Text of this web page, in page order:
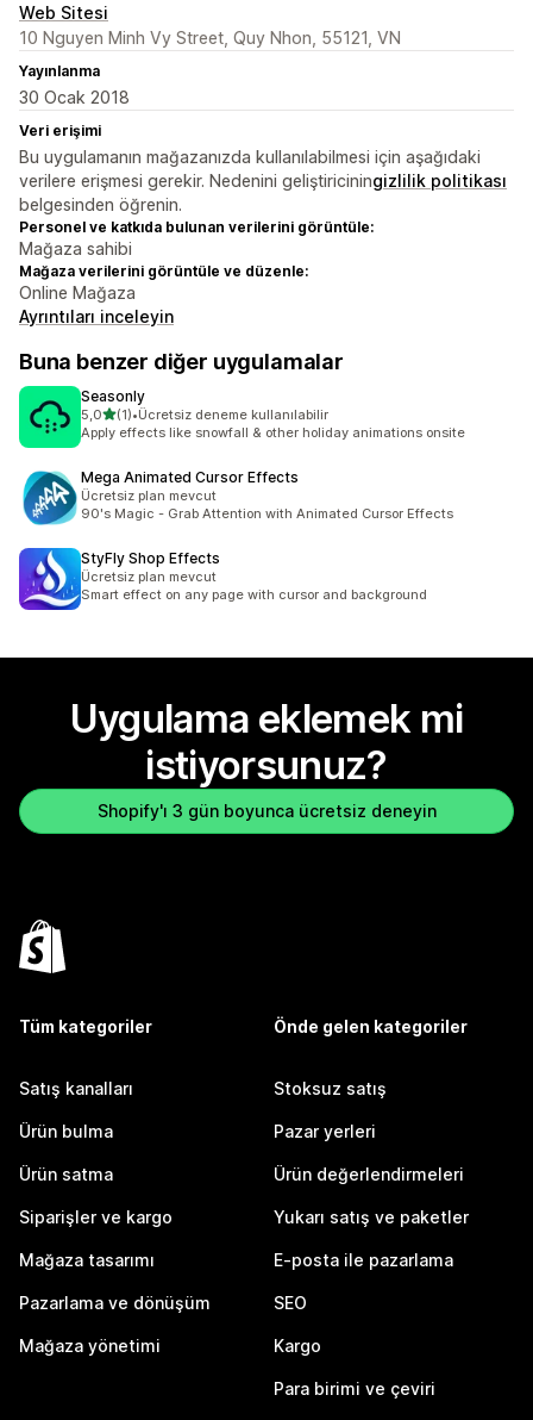
Web Sitesi
10 Nguyen Minh Vy Street, Quy Nhon, 55121, VN
Yayınlanma
30 Ocak 2018
Veri erişimi
Bu uygulamanın mağazanızda kullanılabilmesi için aşağıdaki
verilere erişmesi gerekir. Nedenini geliştiriciningizlilik politikası
belgesinden öğrenin.
Personel ve katkıda bulunan verilerini görüntüle:
Mağaza sahibi
Mağaza verilerini görüntüle ve düzenle:
Online Mağaza
Ayrıntıları inceleyin
Buna benzer diğer uygulamalar
Seasonly
5,05 yıldız üzerinden
(1)
toplam 1 değerlendirme
•Ücretsiz deneme kullanılabilir
Apply effects like snowfall & other holiday animations onsite
Mega Animated Cursor Effects
Ücretsiz plan mevcut
90's Magic - Grab Attention with Animated Cursor Effects
StyFly Shop Effects
Ücretsiz plan mevcut
Smart effect on any page with cursor and background
Uygulama eklemek mi
istiyorsunuz?
Shopify'ı 3 gün boyunca ücretsiz deneyin
Tüm kategoriler
Satış kanalları
Ürün bulma
Ürün satma
Siparişler ve kargo
Mağaza tasarımı
Pazarlama ve dönüşüm
Mağaza yönetimi
Önde gelen kategoriler
Stoksuz satış
Pazar yerleri
Ürün değerlendirmeleri
Yukarı satış ve paketler
E-posta ile pazarlama
SEO
Kargo
Para birimi ve çeviri